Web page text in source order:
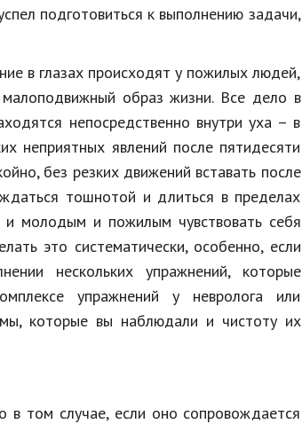
подготовиться к выполнению задачи,
в глазах происходят у пожилых людей,
образ жизни. Все дело в
непосредственно внутри уха – в
неприятных явлений после пятидесяти
без резких движений вставать после
тошнотой и длиться в пределах
молодым и пожилым чувствовать себя
это систематически, особенно, если
нескольких упражнений, которые
упражнений у невролога или
которые вы наблюдали и чистоту их
в том случае, если оно сопровождается